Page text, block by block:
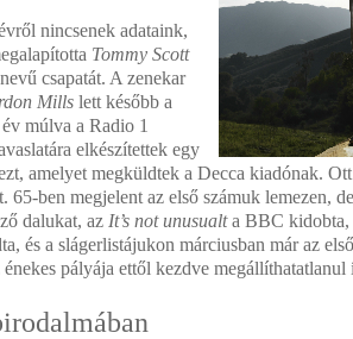
nincsenek adataink,
Tommy Scott
nevű csapatát. A zenekar
Mills lett később a
múlva a Radio 1
elkészítettek egy
amelyet megküldtek a Decca kiadónak.
65-ben megjelent az első számuk lemezen,
dalukat, az It’s not unusualta BBC kidobta,
és a slágerlistájukon márciusban már az
pályája ettől kezdve